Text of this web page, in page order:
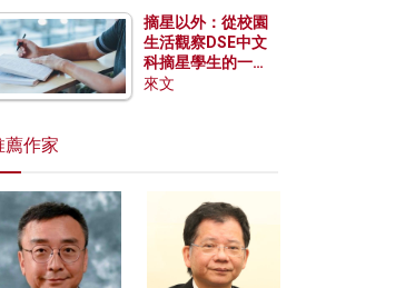
摘星以外：從校園
生活觀察DSE中文
科摘星學生的一點
特質
來文
薦作家